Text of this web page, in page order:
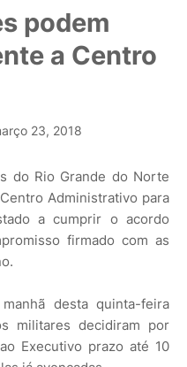
podem
a Centro
23, 2018
do Rio Grande do Norte
Administrativo para
a cumprir o acordo
firmado com as
desta quinta-feira
militares decidiram por
Executivo prazo até 10